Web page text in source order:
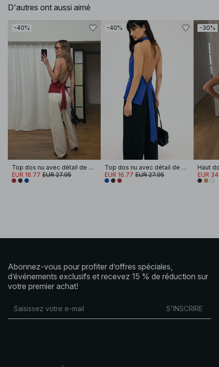
D'autres ont aussi aimé
-40%
Top dos nu avec détail de cravate
EUR 16.77 EUR 27.95
-40%
Top dos nu avec détail de cravate
EUR 16.77 EUR 27.95
-30%
Haut
EUR
Abonnez-vous pour profiter d’offres spéciales,
d’événements exclusifs et recevez 15 % de réduction sur
votre premier achat!
S'INSCRIRE